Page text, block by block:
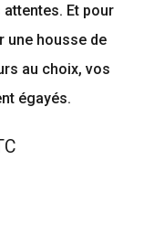
Et pour
une housse de
au choix, vos
égayés.